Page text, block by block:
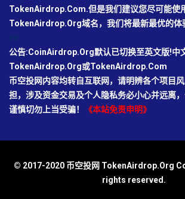
TokenAirdrop.Com.但是我们建议您尽可能使
TokenAirdrop.Org域名，我们将最新最优的体
公告:CoinAirdrop.Org默认已切换至英文版!中
TokenAirdrop.Org或TokenAirdrop.Com
币空投网内容均转自互联网，请明辨各个项目
担，涉及资金交易及个人隐私务必小心并远离
谨慎切勿上当受骗！
《本站免责申明》
© 2017-2020 币空投网 TokenAirdrop.Org
rights reserved.